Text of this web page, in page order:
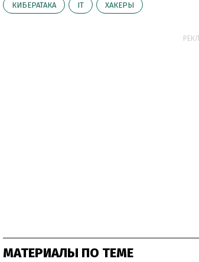
КИБЕРАТАКА ІТ ХАКЕРЫ
МАТЕРИАЛЫ ПО ТЕМЕ